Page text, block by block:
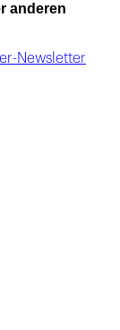
anderen
Newsletter